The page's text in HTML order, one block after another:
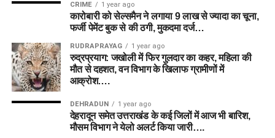
CRIME 1 year ago
कारोबारी को सेल्समैन ने लगाया 9 लाख से ज्यादा का चूना,
फर्जी पेमेंट बुक से की ठगी, मुकदमा दर्ज…
RUDRAPRAYAG 1 year ago
रुद्रप्रयाग: जखोली में फिर गुलदार का कहर, महिला की
मौत से दहशत, वन विभाग के खिलाफ ग्रामीणों में
आक्रोश….
DEHRADUN 1 year ago
देहरादून समेत उत्तराखंड के कई जिलों में आज भी बारिश,
मौसम विभाग ने येलो अलर्ट किया जारी….